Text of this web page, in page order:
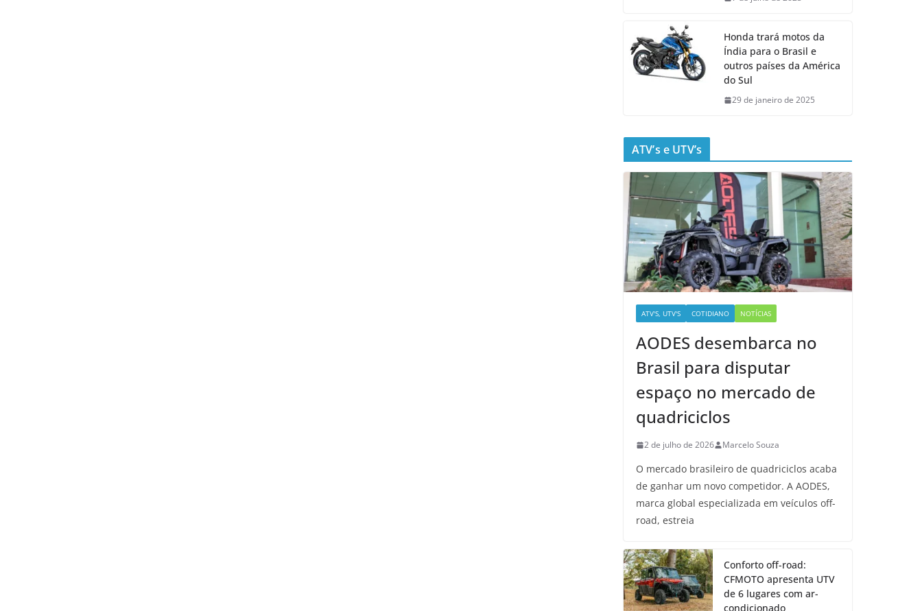
Honda trará motos da
Índia para o Brasil e
outros países da América
do Sul
29 de janeiro de 2025
ATV’s e UTV’s
ATV'S, UTV'S COTIDIANO NOTÍCIAS
AODES desembarca no
Brasil para disputar
espaço no mercado de
quadriciclos
2 de julho de 2026 Marcelo Souza
O mercado brasileiro de quadriciclos acaba
de ganhar um novo competidor. A AODES,
marca global especializada em veículos off-
road, estreia
Conforto off-road:
CFMOTO apresenta UTV
de 6 lugares com ar-
condicionado